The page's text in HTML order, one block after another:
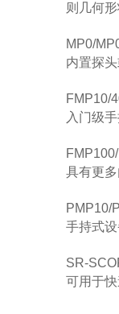
则几何
MP0/
内置探
FMP10/
入门级
具有更
PMP10/
手持式
SR-
可用于